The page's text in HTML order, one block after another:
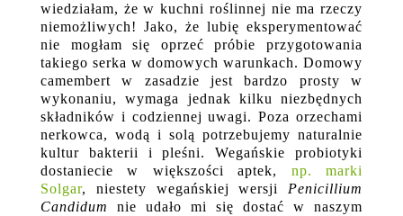
wiedziałam, że w kuchni roślinnej nie ma rzeczy
niemożliwych! Jako, że lubię eksperymentować
nie mogłam się oprzeć próbie przygotowania
takiego serka w domowych warunkach. Domowy
camembert w zasadzie jest bardzo prosty w
wykonaniu, wymaga jednak kilku niezbędnych
składników i codziennej uwagi. Poza orzechami
nerkowca, wodą i solą potrzebujemy naturalnie
kultur bakterii i pleśni. Wegańskie probiotyki
dostaniecie w większości aptek, np. marki
Solgar, niestety wegańskiej wersji Penicillium
Candidum
nie udało mi się dostać w naszym